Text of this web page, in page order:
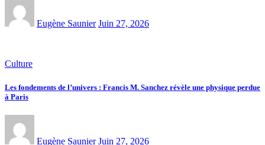
Eugène Saunier Juin 27, 2026
Culture
Les fondements de l’univers : Francis M. Sanchez révèle une physique perdue
à Paris
Eugène Saunier Juin 27, 2026